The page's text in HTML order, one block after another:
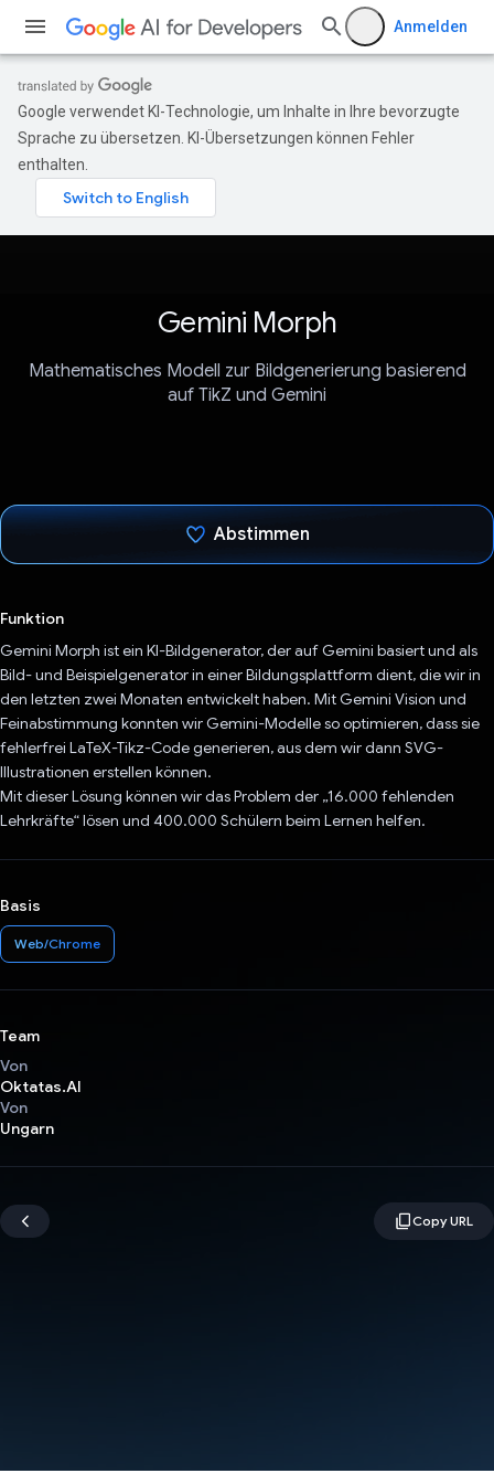
Anmelden
Google verwendet KI-Technologie, um Inhalte in Ihre bevorzugte
Sprache zu übersetzen. KI-Übersetzungen können Fehler
enthalten.
Gemini Morph
Mathematisches Modell zur Bildgenerierung basierend
auf TikZ und Gemini
Abstimmen
Funktion
Gemini Morph ist ein KI-Bildgenerator, der auf Gemini basiert und als
Bild- und Beispielgenerator in einer Bildungsplattform dient, die wir in
den letzten zwei Monaten entwickelt haben. Mit Gemini Vision und
Feinabstimmung konnten wir Gemini-Modelle so optimieren, dass sie
fehlerfrei LaTeX-Tikz-Code generieren, aus dem wir dann SVG-
Illustrationen erstellen können.
Mit dieser Lösung können wir das Problem der „16.000 fehlenden
Lehrkräfte“ lösen und 400.000 Schülern beim Lernen helfen.
Basis
Web/Chrome
Team
Von
Oktatas.AI
Von
Ungarn